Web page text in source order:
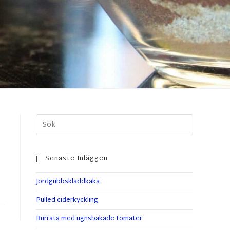
Senaste Inläggen
Jordgubbskladdkaka
Pulled ciderkyckling
Burrata med ugnsbakade tomater